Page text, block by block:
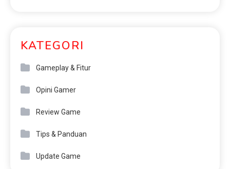
KATEGORI
Gameplay & Fitur
Opini Gamer
Review Game
Tips & Panduan
Update Game